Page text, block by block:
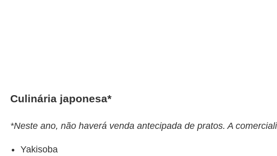
Culinária japonesa*
*Neste ano, não haverá venda antecipada de pratos. A
Yakisoba